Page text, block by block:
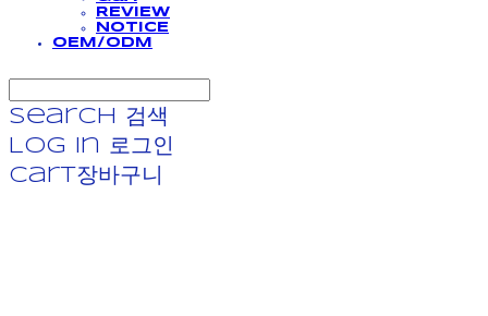
REVIEW
NOTICE
OEM/ODM
Search
검색
Log In
로그인
Cart장바구니